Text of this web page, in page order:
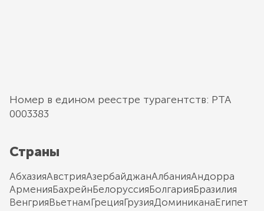
Номер в едином реестре турагентств: РТА
0003383
Страны
АбхазияАвстрияАзербайджанАлбанияАндорра
АрменияБахрейнБелоруссияБолгарияБразилия
ВенгрияВьетнамГрецияГрузияДоминиканаЕгипет